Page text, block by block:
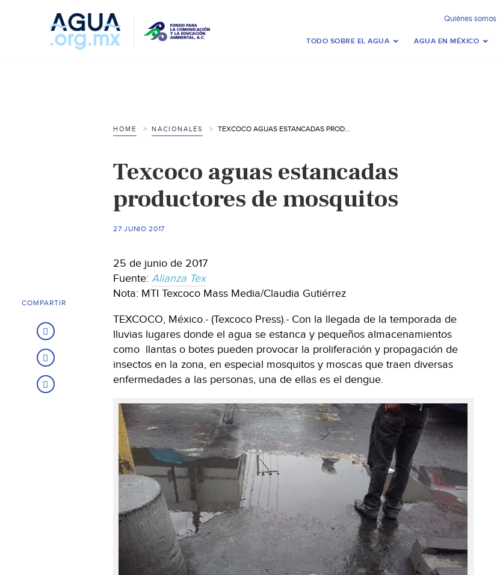
Quiénes somos
TODO SOBRE EL AGUA AGUA EN MÉXICO
HOME NACIONALES TEXCOCO AGUAS ESTANCADAS PRODUCTORES DE MOSQUITOS
Texcoco aguas estancadas
productores de mosquitos
27 JUNIO 2017
25 de junio de 2017
Fuente: Alianza Tex
Nota: MTI Texcoco Mass Media/Claudia Gutiérrez
TEXCOCO, México.- (Texcoco Press).- Con la llegada de la temporada de
lluvias lugares donde el agua se estanca y pequeños almacenamientos
como llantas o botes pueden provocar la proliferación y propagación de
insectos en la zona, en especial mosquitos y moscas que traen diversas
enfermedades a las personas, una de ellas es el dengue.
COMPARTIR